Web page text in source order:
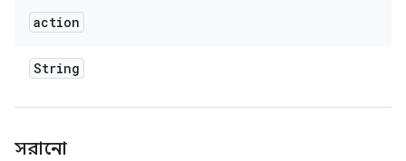
action
String
সরানো